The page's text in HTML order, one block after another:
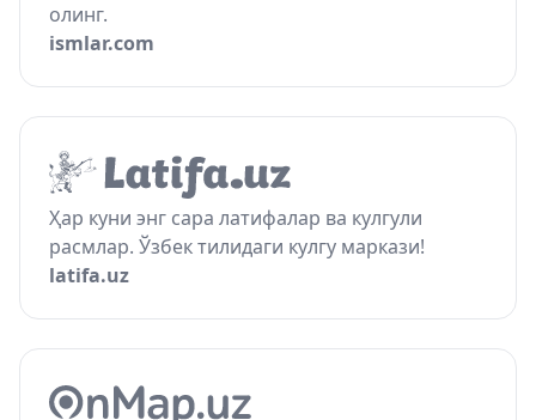
олинг.
ismlar.com
Ҳар куни энг сара латифалар ва кулгули
расмлар. Ўзбек тилидаги кулгу маркази!
latifa.uz